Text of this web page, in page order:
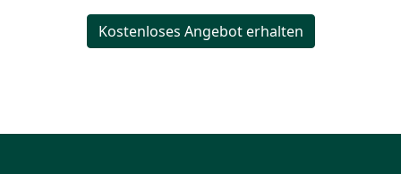
Kostenloses Angebot erhalten